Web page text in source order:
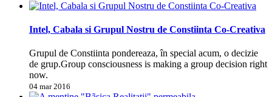
Intel, Cabala si Grupul Nostru de Constiinta Co-Creativa
Grupul de Constiinta pondereaza, în special acum, o decizie
de grup.Group consciousness is making a group decision right
now.
04 mar 2016